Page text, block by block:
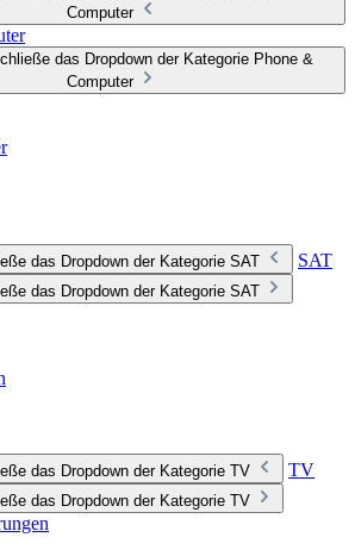
Computer
das Dropdown der Kategorie Phone &
Computer
das Dropdown der Kategorie SAT SAT
das Dropdown der Kategorie SAT
das Dropdown der Kategorie TV TV
das Dropdown der Kategorie TV